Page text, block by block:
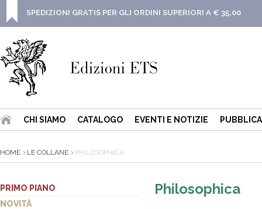
SPEDIZIONI GRATIS PER GLI ORDINI SUPERIORI A € 35,00
CHI SIAMO CATALOGO EVENTI E NOTIZIE
HOME LE COLLANE PHILOSOPHICA
PRIMO PIANO
NOVITÀ
Philosophica